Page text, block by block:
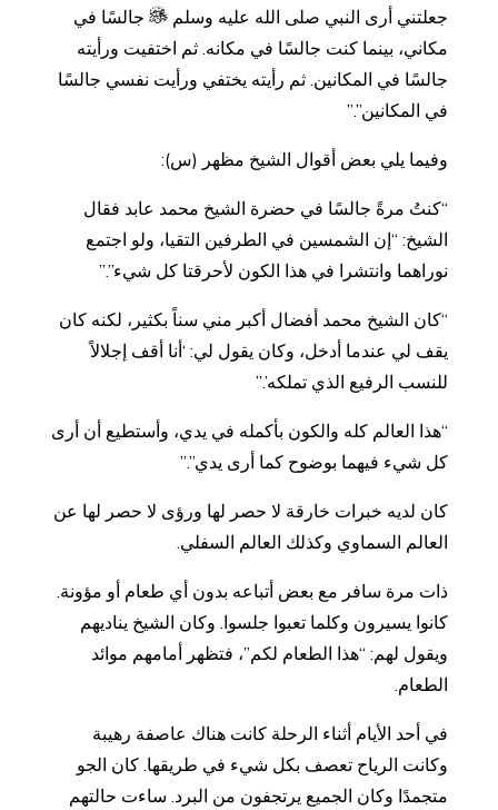
جعلتني أرى النبي صلى الله عليه وسلم
جالسًا في
مكاني، بينما كنت جالسًا في مكانه. ثم اختفيت ورأيته
جالسًا في المكانين. ثم رأيته يختفي ورأيت نفسي جالسًا
في المكانين”.”
وفيما يلي بعض أقوال الشيخ مظهر (س):
“كنتُ مرةً جالسًا في حضرة الشيخ محمد عابد فقال
الشيخ: “إن الشمسين في الطرفين التقيا، ولو اجتمع
نوراهما وانتشرا في هذا الكون لأحرقتا كل شيء”.”
“كان الشيخ محمد أفضال أكبر مني سناً بكثير، لكنه كان
يقف لي عندما أدخل، وكان يقول لي: ‘أنا أقف إجلالاً
للنسب الرفيع الذي تملكه’.”
“هذا العالم كله والكون بأكمله في يدي، وأستطيع أن أرى
كل شيء فيهما بوضوح كما أرى يدي”.”
كان لديه خبرات خارقة لا حصر لها ورؤى لا حصر لها عن
العالم السماوي وكذلك العالم السفلي.
ذات مرة سافر مع بعض أتباعه بدون أي طعام أو مؤونة.
كانوا يسيرون وكلما تعبوا جلسوا. وكان الشيخ يناديهم
ويقول لهم: “هذا الطعام لكم”، فتظهر أمامهم موائد
الطعام.
في أحد الأيام أثناء الرحلة كانت هناك عاصفة رهيبة
وكانت الرياح تعصف بكل شيء في طريقها. كان الجو
متجمدًا وكان الجميع يرتجفون من البرد. ساءت حالتهم